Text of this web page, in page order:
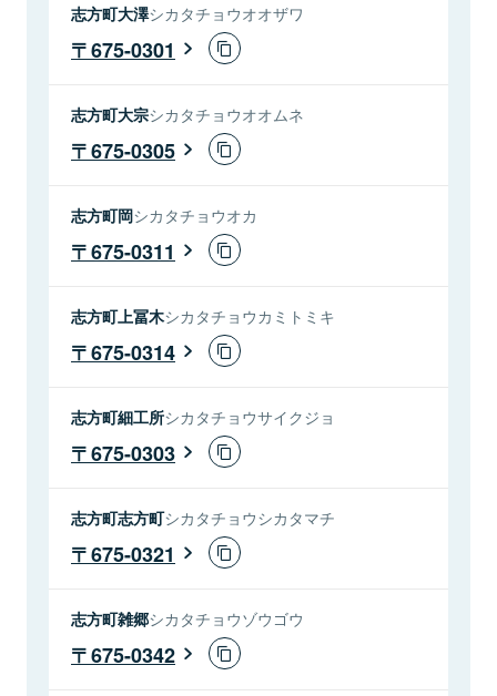
志方町大澤シカタチョウオオザワ
675-0301
志方町大宗シカタチョウオオムネ
675-0305
志方町岡シカタチョウオカ
675-0311
志方町上冨木シカタチョウカミトミキ
675-0314
志方町細工所シカタチョウサイクジョ
675-0303
志方町志方町シカタチョウシカタマチ
675-0321
志方町雑郷シカタチョウゾウゴウ
675-0342